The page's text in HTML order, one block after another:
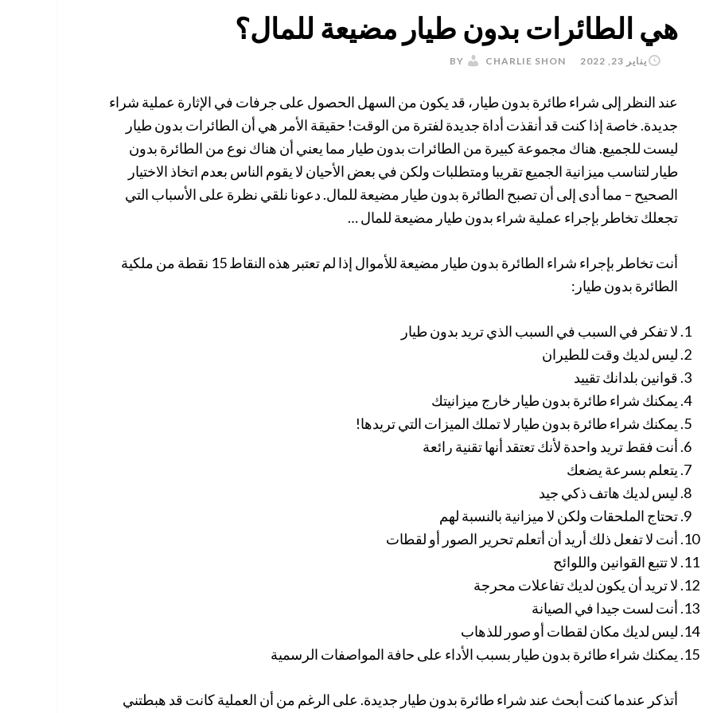
هي الطائرات بدون طيار مضيعة للمال؟
يناير 23, 2022 CHARLIE SHON
عند النظر إلى شراء طائرة بدون طيار، قد يكون من السهل الحصول على جرفات في الإثارة عملية شراء
جديدة. خاصة إذا كنت قد أنقذت أداة جديدة لفترة من الوقت! حقيقة الأمر هي أن الطائرات بدون طيار
ليست للجميع. هناك مجموعة كبيرة من الطائرات بدون طيار مما يعني أن هناك نوع من الطائرة بدون
طيار لتناسب ميزانية الجميع تقريبا ومتطلبات ولكن في بعض الأحيان لا يقوم الناس بعدم اتخاذ الاختيار
الصحيح – مما أدى إلى أن تصبح الطائرة بدون طيار مضيعة للمال. دعونا نلقي نظرة على الأسباب التي
تجعلك تخاطر بإجراء عملية شراء بدون طيار مضيعة للمال …
أنت تخاطر بإجراء شراء الطائرة بدون طيار مضيعة للأموال إذا لم تعتبر هذه النقاط 15 نقطة من ملكية
الطائرة بدون طيار:
لا تفكر في السبب في السبب الذي تريد بدون طيار
ليس لديك وقت للطيران
قوانين بلدانك تقييد
يمكنك شراء طائرة بدون طيار خارج ميزانيتك
يمكنك شراء طائرة بدون طيار لا تملك الميزات التي تريدها!
أنت فقط تريد واحدة لأنك تعتقد أنها تقنية رائعة
يتعلم بسرعة يضعك
ليس لديك هاتف ذكي جيد
تحتاج الملحقات ولكن لا ميزانية بالنسبة لهم
أنت لا تفعل ذلك أريد أن أتعلم تحرير الصور أو لقطات
لا تتبع القوانين واللوائح
لا تريد أن يكون لديك تفاعلات محرجة
أنت لست جيدا في الصيانة
ليس لديك مكان لقطات أو صور للذهاب
يمكنك شراء طائرة بدون طيار بسبب الأداء على حافة المواصفات الرسمية
أتذكر عندما كنت أبحث عند شراء طائرة بدون طيار جديدة. على الرغم من أن العملية كانت قد هبطتني